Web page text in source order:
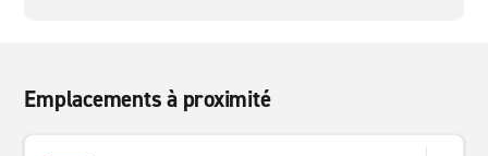
Emplacements à proximité